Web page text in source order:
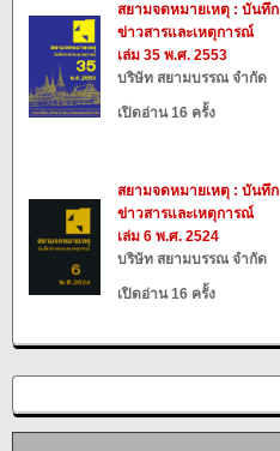
สยามจดหมายเหตุ : บันทึก
ข่าวสารและเหตุการณ์
เล่ม 35 พ.ศ. 2553
บริษัท สยามบรรณ จำกัด
เปิดอ่าน 16 ครั้ง
สยามจดหมายเหตุ : บันทึก
ข่าวสารและเหตุการณ์
เล่ม 6 พ.ศ. 2524
บริษัท สยามบรรณ จำกัด
เปิดอ่าน 16 ครั้ง